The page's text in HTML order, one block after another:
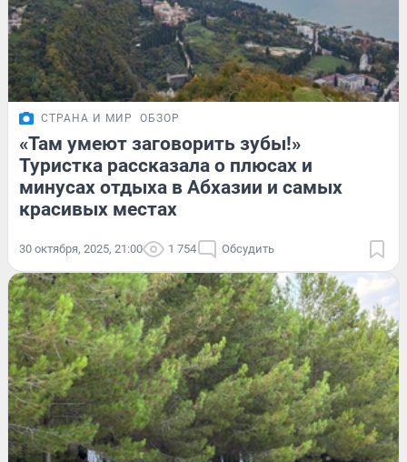
СТРАНА И МИР ОБЗОР
«Там умеют заговорить зубы!»
Туристка рассказала о плюсах и
минусах отдыха в Абхазии и самых
красивых местах
30 октября, 2025, 21:00 1 754 Обсудить